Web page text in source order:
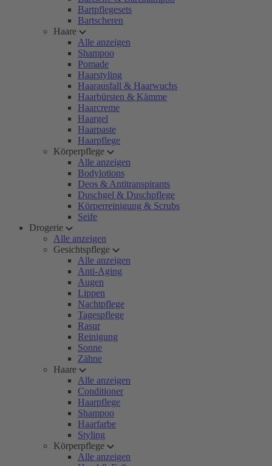
Bartpflegesets
Bartscheren
Haare
Alle anzeigen
Shampoo
Pomade
Haarstyling
Haarausfall & Haarwuchs
Haarbürsten & Kämme
Haarcreme
Haargel
Haarpaste
Haarpflege
Körperpflege
Alle anzeigen
Bodylotions
Deos & Antitranspirants
Duschgel & Duschpflege
Körperreinigung & Scrubs
Seife
Drogerie
Alle anzeigen
Gesichtspflege
Alle anzeigen
Anti-Aging
Augen
Lippen
Nachtpflege
Tagespflege
Rasur
Reinigung
Sonne
Zähne
Haare
Alle anzeigen
Conditioner
Haarpflege
Shampoo
Haarfarbe
Styling
Körperpflege
Alle anzeigen